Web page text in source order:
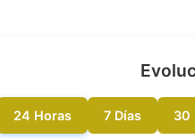
24 Horas 7 Días 30